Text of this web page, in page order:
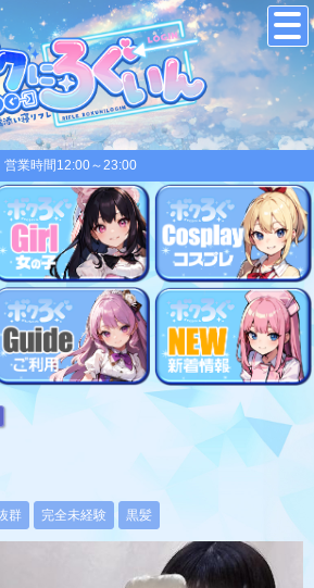
営業時間12:00～23:00
群 完全未経験 黒髪